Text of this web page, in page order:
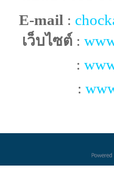
E-mail :
เว็บไซต์ :
:
: